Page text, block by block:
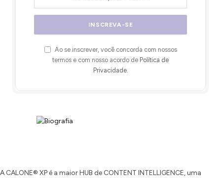
Ao se inscrever, você concorda com nossos
termos e com nosso acordo de Política de
Privacidade.
A CALONE® XP é a maior HUB de CONTENT INTELLIGENCE, uma